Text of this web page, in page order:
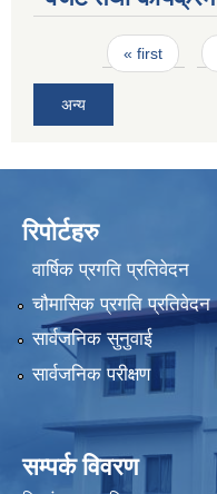
Pages« first
अन्य
रिपोर्टहरु
वार्षिक प्रगति प्रतिवेदन
चौमासिक प्रगति प्रतिवेदन
सार्वजनिक सुनुवाई
सार्वजनिक परीक्षण
सम्पर्क विवरण